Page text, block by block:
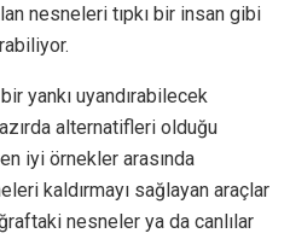
nesneleri tıpkı bir insan gibi
yankı uyandırabilecek
alternatifleri olduğu
iyi örnekler arasında
kaldırmayı sağlayan araçlar
nesneler ya da canlılar